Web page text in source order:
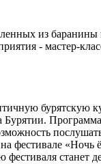
из
- мастер-
бурятскую
фестивале «Ночь
станет